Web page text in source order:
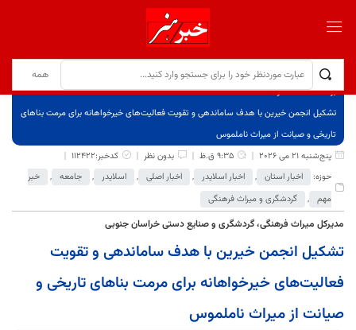
برگ نخست
نوشته‌ها
تشکیل انجمن خیرین با هدف ساماندهی و تقویت فعالیت‌های خیرخواهانه برای مرمت بناهای
تاریخی و صیانت از میراث ناملموس
پنج‌شنبه 21 می 2026
9:35 ق.ظ بدون نظر
کدخبر:112422
حوزه:
اخبار استان , اخبار اسلایدر , اخبار اصلی , اسلایدر , جامعه ,
خبر
مهم , گردشگری و میراث فرهنگی
مدیرکل میراث فرهنگی، گردشگری و صنایع دستی خراسان جنوبی
تشکیل انجمن خیرین با هدف ساماندهی و تقویت
فعالیت‌های خیرخواهانه برای مرمت بناهای تاریخی و
صیانت از میراث ناملموس